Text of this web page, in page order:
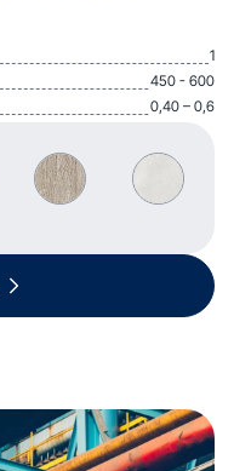
1
450 - 600
0,40 – 0,6